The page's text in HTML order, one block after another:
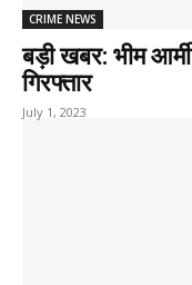
CRIME NEWS
बड़ी खबर: भीम
गिरफ्तार
July 1, 2023